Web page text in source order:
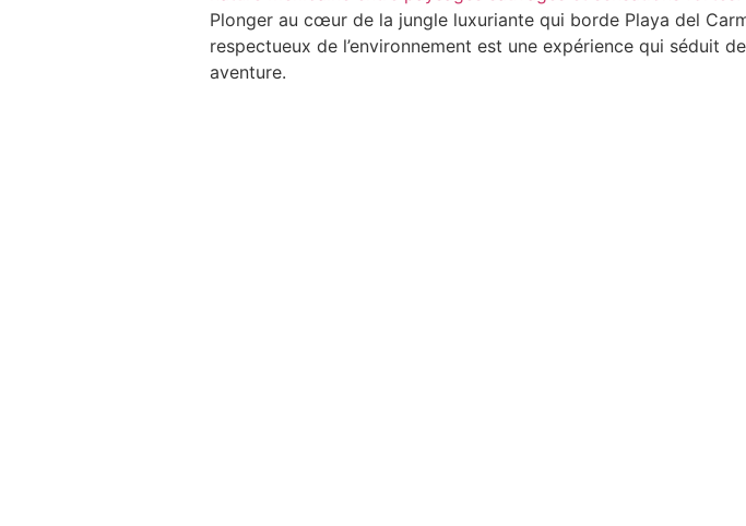
Plonger au cœur de la jungle luxuriante qui borde Playa del
respectueux de l’environnement est une expérience qui séduit
aventure.